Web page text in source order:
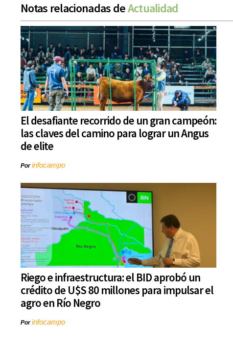
Notas relacionadas deActualidad
El desafiante recorrido de un gran campeón:
las claves del camino para lograr un Angus
de elite
Porinfocampo
Riego e infraestructura: el BID aprobó un
crédito de U$S 80 millones para impulsar el
agro en Río Negro
Porinfocampo